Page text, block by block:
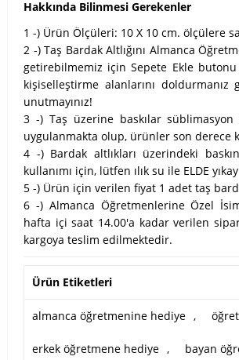
Hakkında Bilinmesi Gerekenler
1 -) Ürün Ölçüleri: 10 X 10 cm. ölçülere
2 -) Taş Bardak Altlığını Almanca
getirebilmemiz için Sepete Ekle
kişiselleştirme alanlarını
unutmayınız!
3 -) Taş üzerine baskılar
uygulanmakta olup, ürünler son derece
4 -) Bardak altlıkları üzerindeki
kullanımı için, lütfen ılık su ile ELDE
5 -) Ürün için verilen fiyat 1 adet taş
6 -) Almanca Öğretmenlerine Özel
hafta içi saat 14.00'a kadar verilen
kargoya teslim edilmektedir.
Ürün Etiketleri
almanca öğretmenine hediye ,
erkek öğretmene hediye , bayan